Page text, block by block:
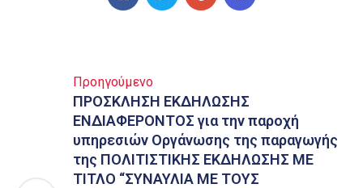
Προηγούμενο
ΠΡΟΣΚΛΗΣΗ ΕΚΔΗΛΩΣΗΣ
ΕΝΔΙΑΦΕΡΟΝΤΟΣ για την παροχή
υπηρεσιών Οργάνωσης της παραγωγής
της ΠΟΛΙΤΙΣΤΙΚΗΣ ΕΚΔΗΛΩΣΗΣ ΜΕ
ΤΙΤΛΟ “ΣΥΝΑΥΛΙΑ ΜΕ ΤΟΥΣ